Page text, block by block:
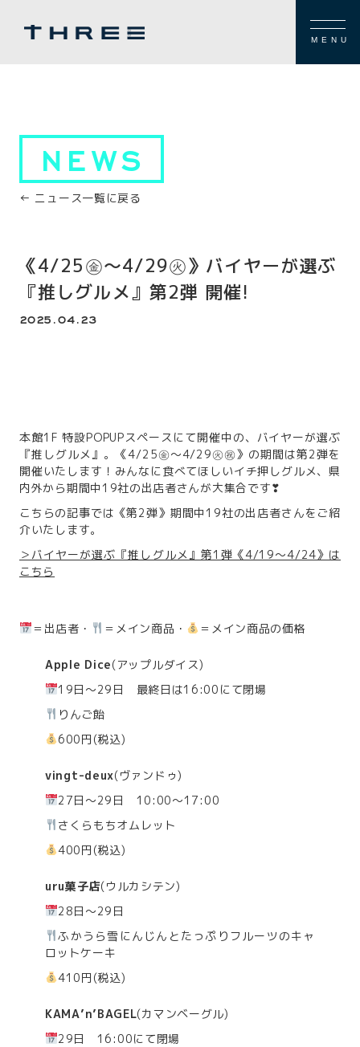
MENU
NEWS
← ニュース一覧に戻る
《4/25㊎～4/29㊋》バイヤーが選ぶ
『推しグルメ』第2弾 開催!
2025.04.23
本館1F 特設POPUPスペースにて開催中の、バイヤーが選ぶ
『推しグルメ』。《4/25㊎～4/29㊋㊗》の期間は第2弾を
開催いたします！みんなに食べてほしいイチ押しグルメ、県
内外から期間中19社の出店者さんが大集合です❣
こちらの記事では《第2弾》期間中19社の出店者さんをご紹
介いたします。
＞バイヤーが選ぶ『推しグルメ』第1弾《4/19～4/24》は
こちら
＝出店者・ ＝メイン商品・ ＝メイン商品の価格
Apple Dice(アップルダイス)
19日～29日 最終日は16:00にて閉場
りんご飴
600円(税込)
vingt-deux(ヴァンドゥ)
27日～29日 10:00～17:00
さくらもちオムレット
400円(税込)
uru菓子店(ウルカシテン)
28日～29日
ふかうら雪にんじんとたっぷりフルーツのキャ
ロットケーキ
410円(税込)
KAMA’n’BAGEL(カマンベーグル)
29日 16:00にて閉場